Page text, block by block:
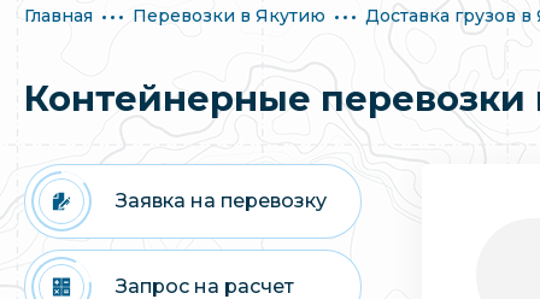
Главная Перевозки в Якутию Доставка грузов
Контейнерные перевозки
Заявка на перевозку
Запрос на расчет